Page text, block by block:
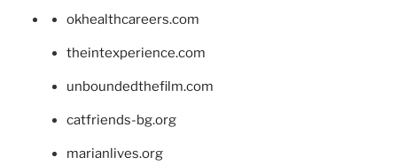
okhealthcareers.com
theintexperience.com
unboundedthefilm.com
catfriends-bg.org
marianlives.org